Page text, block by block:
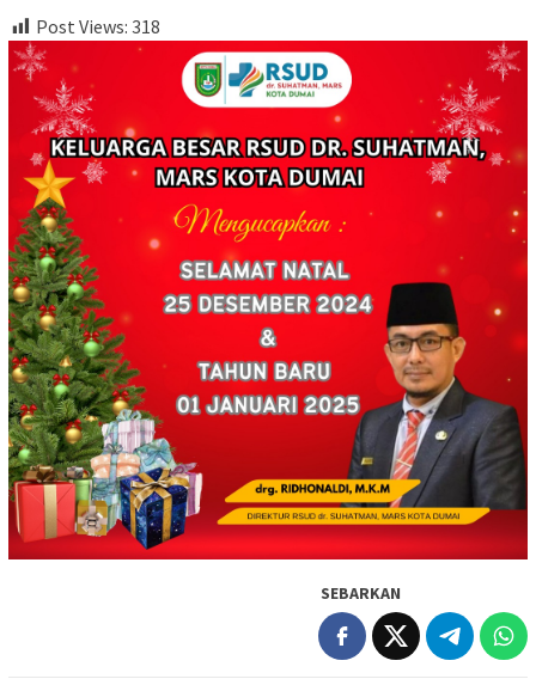
Post Views: 318
SEBARKAN